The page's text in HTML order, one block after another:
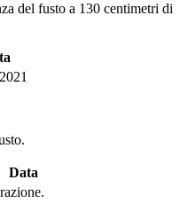
del fusto a 130 centimetri di
Data